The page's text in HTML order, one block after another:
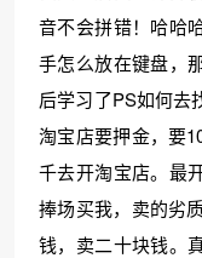
音不会拼错！哈哈
手怎么放在键盘，
后学习了PS如何去
淘宝店要押金，要
千去开淘宝店。最
捧场买我，卖的劣
钱，卖二十块钱。